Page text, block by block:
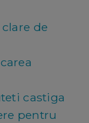
de
castiga
pentru